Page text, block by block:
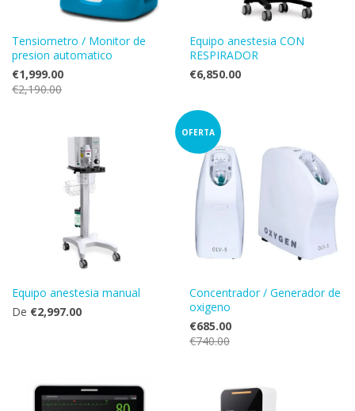
Tensiometro / Monitor de
presion automatico
€1,999.00
€2,190.00
Equipo anestesia CON
RESPIRADOR
€6,850.00
Equipo anestesia manual
De €2,997.00
OFERTA
Concentrador / Generador de
oxigeno
€685.00
€740.00